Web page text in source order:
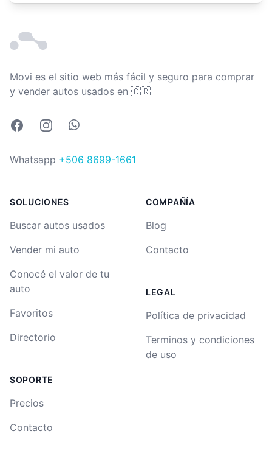
Movi es el sitio web más fácil y seguro para comprar
y vender autos usados en Costa Rica
🇨🇷
FacebookInstagramWhatsapp
Whatsapp +506 8699-1661
SOLUCIONES
Buscar autos usados
Vender mi auto
Conocé el valor de tu
auto
Favoritos
Directorio
SOPORTE
Precios
Contacto
COMPAÑÍA
Blog
Contacto
LEGAL
Política de privacidad
Terminos y condiciones
de uso